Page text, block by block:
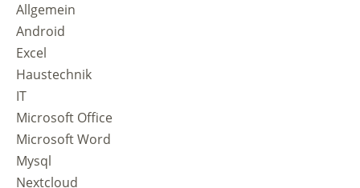
Allgemein
Android
Excel
Haustechnik
IT
Microsoft Office
Microsoft Word
Mysql
Nextcloud